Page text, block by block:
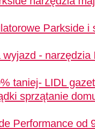
Parkside i
-
taniej- LIDL
sprzątanie
Performance od